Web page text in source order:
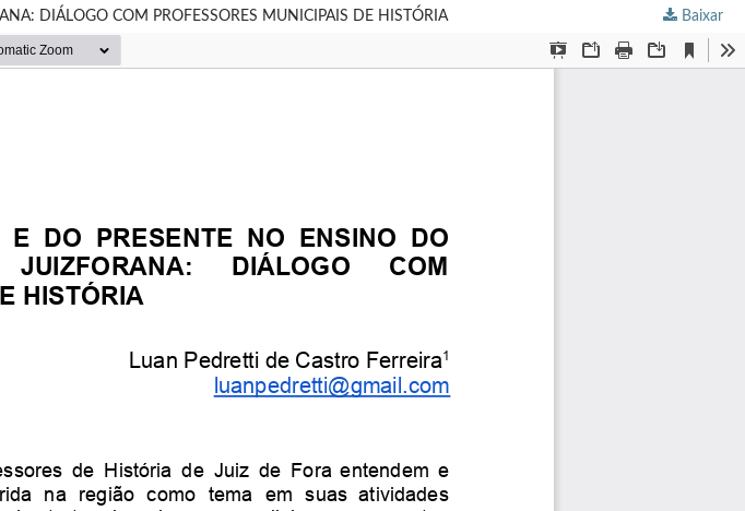
DIÁLOGO COM PROFESSORES MUNICIPAIS DE HISTÓRIA Baixar